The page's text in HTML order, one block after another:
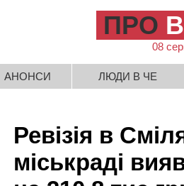
ПРО
08
АНОНСИ ЛЮДИ В ЧЕ
Ревізія в
міськраді